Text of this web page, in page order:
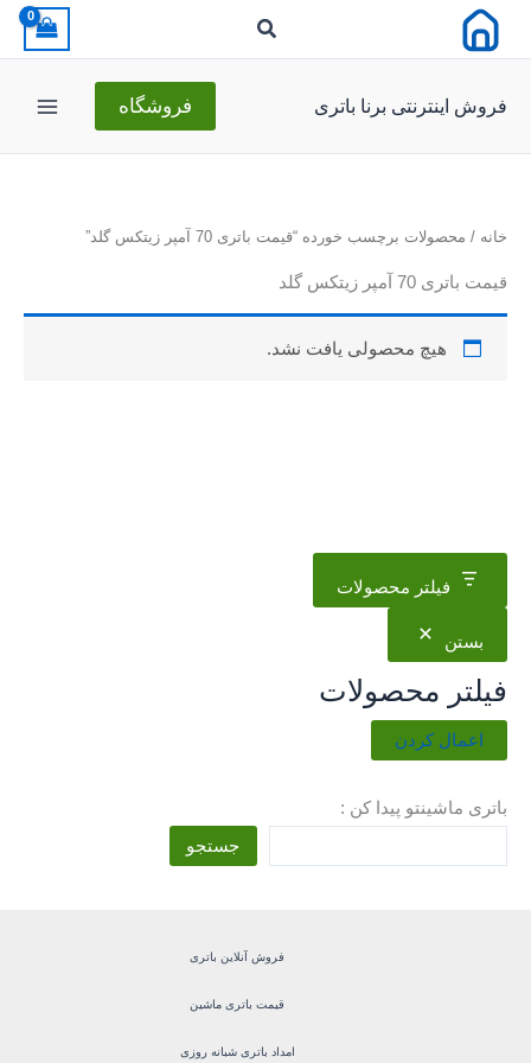
فروش اینترنتی برنا باتری فروشگاه
فیلتر محصولات
بستن
فیلتر محصولات
اعمال کردن
باتری ماشینتو پیدا کن :
جستجو
خانه / محصولات برچسب خورده “قیمت باتری 70 آمپر زیتکس گلد”
قیمت باتری 70 آمپر زیتکس گلد
هیچ محصولی یافت نشد.
فروش آنلاین باتری
قیمت باتری ماشین
امداد باتری شبانه روزی